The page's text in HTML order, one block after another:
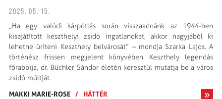
2025. 05. 15.
„Ha egy valódi kárpótlás során visszaadnánk az 1944-ben
kisajátított keszthelyi zsidó ingatlanokat, akkor nagyjából ki
lehetne üríteni Keszthely belvárosát” – mondja Szarka Lajos. A
történész frissen megjelent könyvében Keszthely legendás
főrabbija, dr. Büchler Sándor életén keresztül mutatja be a város
zsidó múltját.
MAKKI MARIE-ROSE / HÁTTÉR